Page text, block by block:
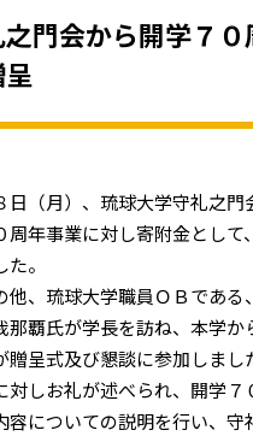
門会から開学７
日（月）、琉球大学守礼之門
周年事業に対し寄附金として
。
他、琉球大学職員ＯＢである
那覇氏が学長を訪ね、本学か
呈式及び懇談に参加しまし
対しお礼が述べられ、開学７
容についての説明を行い、守